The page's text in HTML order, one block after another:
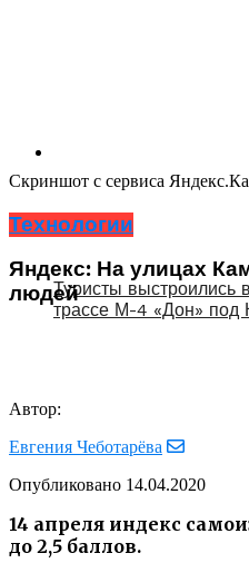
Туристы выстроились
трассе М-4 «Дон» под
Скриншот с сервиса
Технологии
Яндекс: На улицах
людей
Автор:
Евгения Чеботарёва
Опубликовано 14.04.2020
14 апреля индекс
до 2,5 баллов.